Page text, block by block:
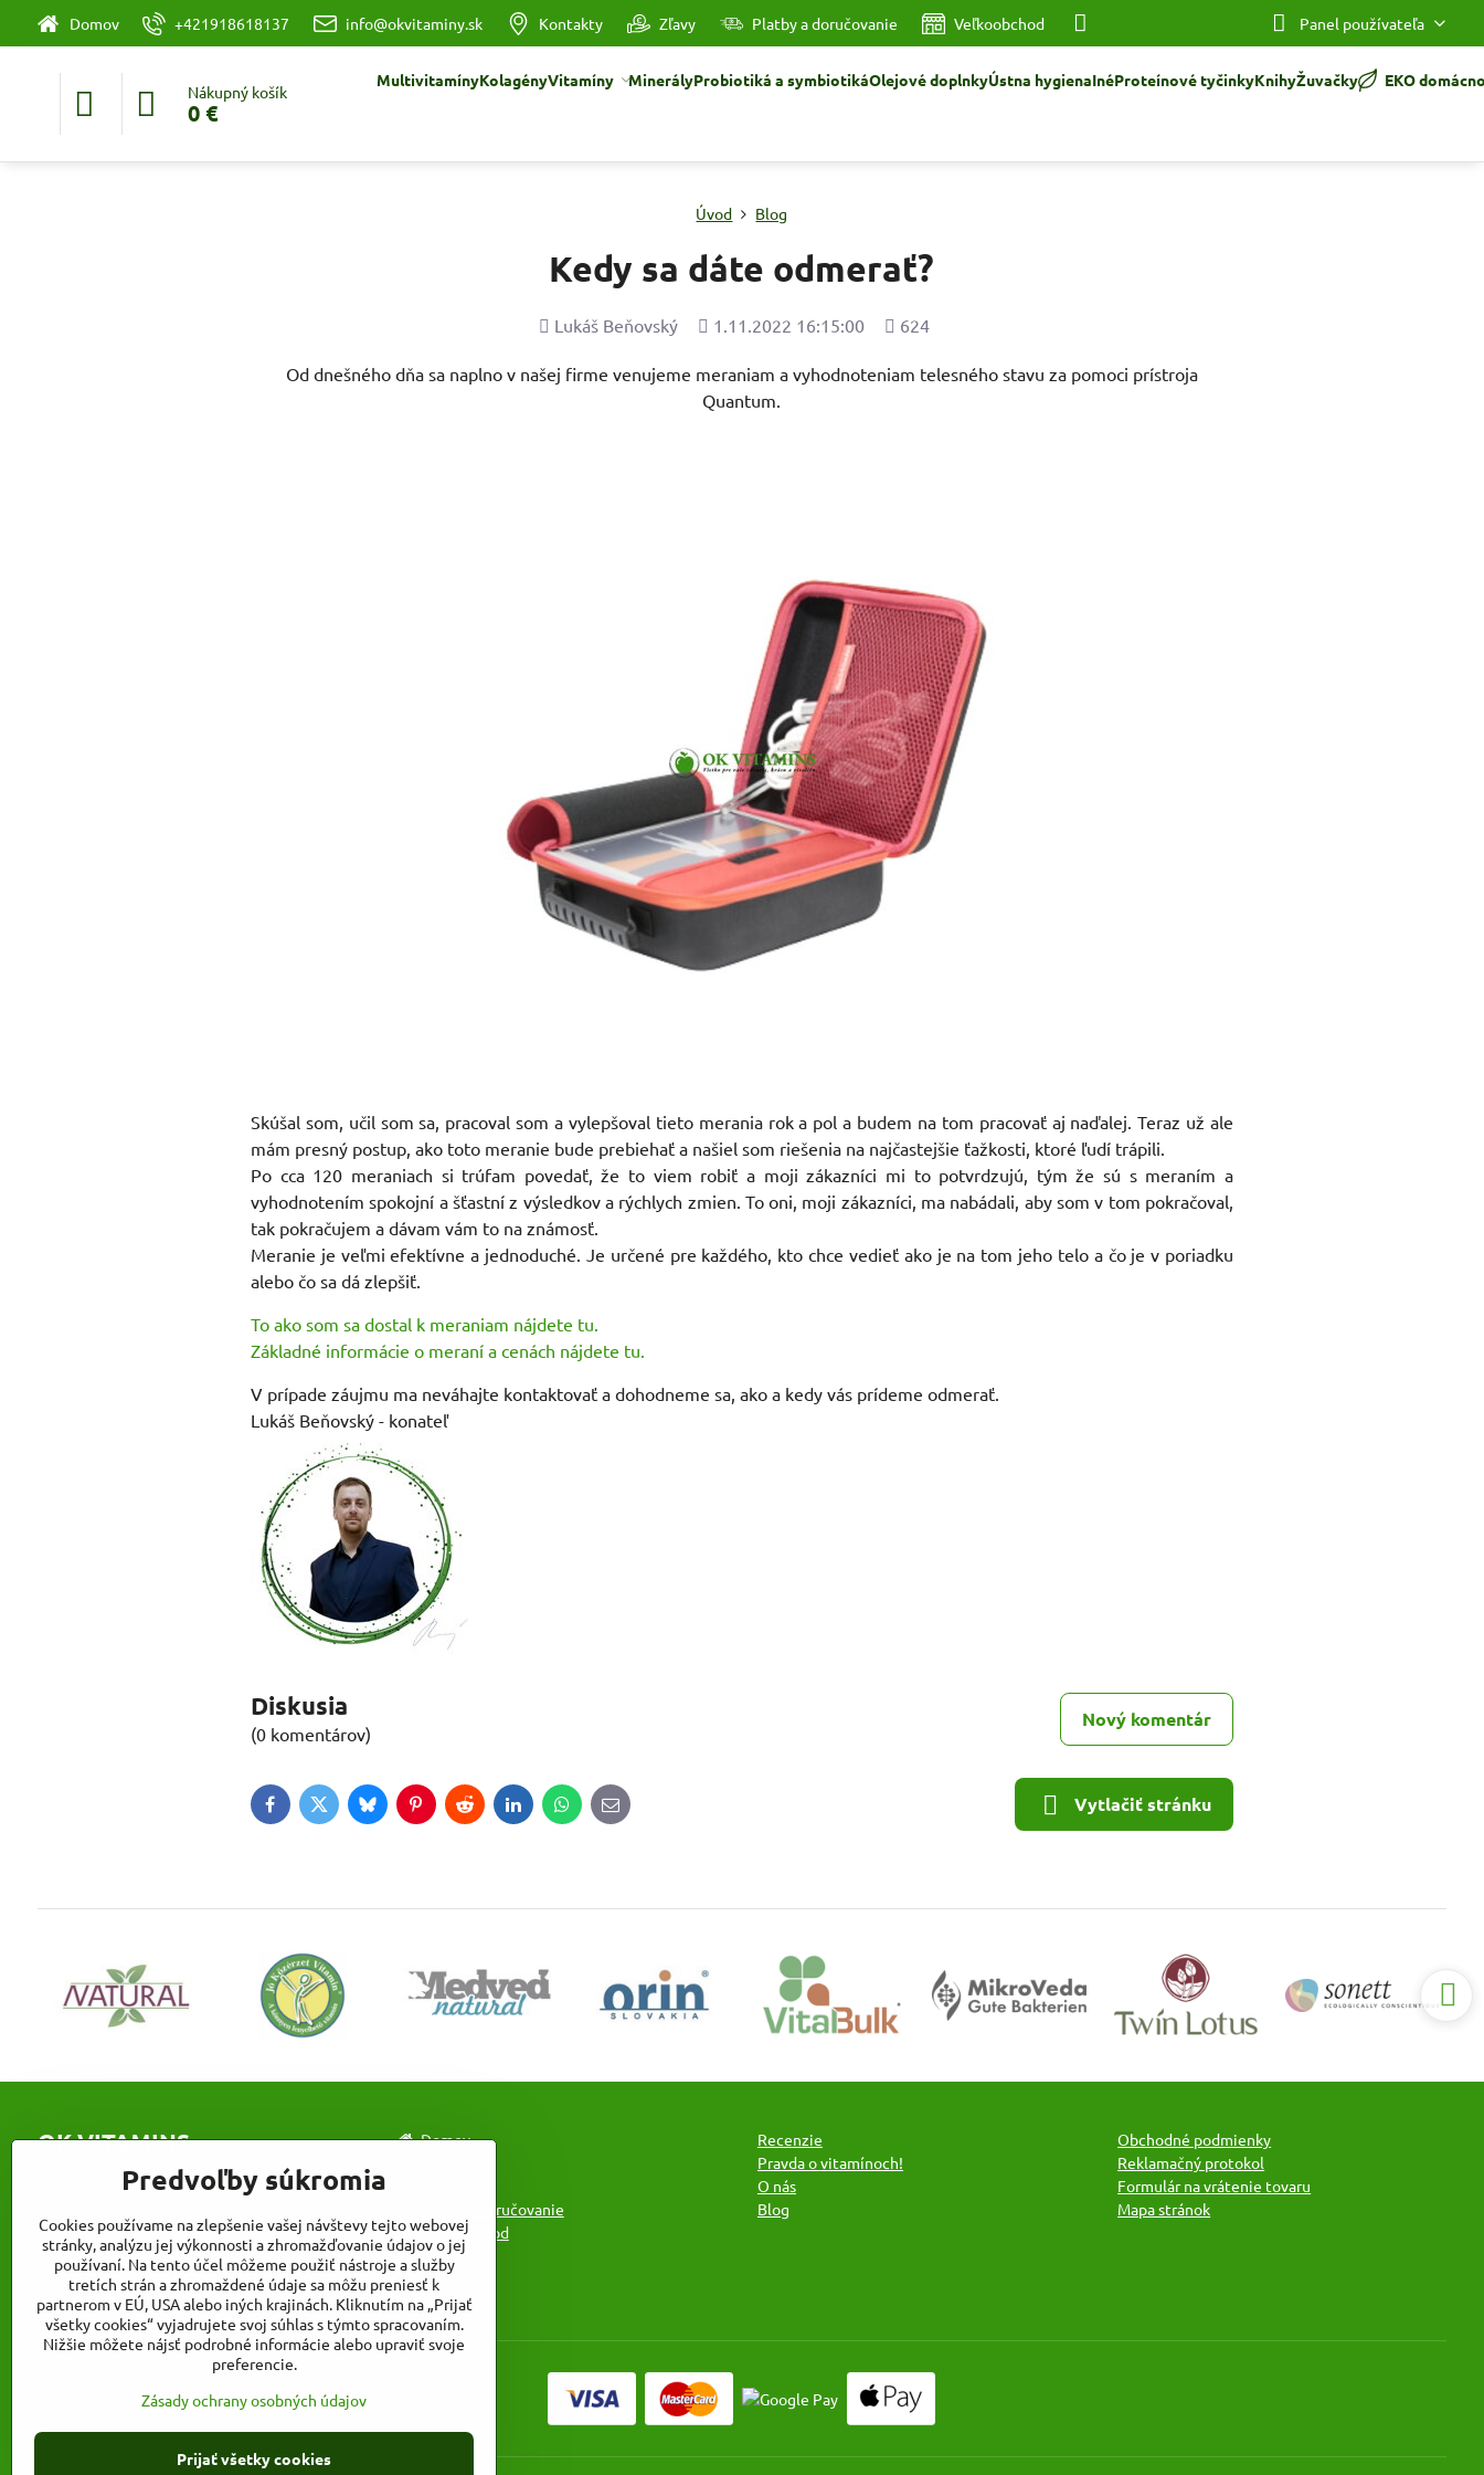
Domov +421918618137 info@okvitaminy.sk Kontakty Zľavy Platby a doručovanie Veľkoobchod Panel používateľa
Nákupný košík
0 €
MultivitamínyKolagényVitamíny MinerályProbiotiká a symbiotikáOlejové doplnkyÚstna hygienaInéProteínové tyčinkyKnihyŽuvačky EKO
Úvod Blog
Kedy sa dáte odmerať?
Pridal
Lukáš Beňovský Pridané
1.11.2022 16:15:00
Počet
624
Od dnešného dňa sa naplno v našej firme venujeme meraniam a vyhodnoteniam telesného stavu za pomoci prístroja
Quantum.
Skúšal som, učil som sa, pracoval som a vylepšoval tieto merania rok a pol a budem na tom pracovať aj naďalej. Teraz už ale
mám presný postup, ako toto meranie bude prebiehať a našiel som riešenia na najčastejšie ťažkosti, ktoré ľudí trápili.
Po cca 120 meraniach si trúfam povedať, že to viem robiť a moji zákazníci mi to potvrdzujú, tým že sú s meraním a
vyhodnotením spokojní a šťastní z výsledkov a rýchlych zmien. To oni, moji zákazníci, ma nabádali, aby som v tom pokračoval,
tak pokračujem a dávam vám to na známosť.
Meranie je veľmi efektívne a jednoduché. Je určené pre každého, kto chce vedieť ako je na tom jeho telo a čo je v poriadku
alebo čo sa dá zlepšiť.
To ako som sa dostal k meraniam nájdete tu.
Základné informácie o meraní a cenách nájdete tu.
V prípade záujmu ma neváhajte kontaktovať a dohodneme sa, ako a kedy vás prídeme odmerať.
Lukáš Beňovský - konateľ
Diskusia
(0 komentárov)
Nový komentár
FacebookTwitterBlueskyPinterestRedditLinkedInWhatsApp
E-
mail
Vytlačiť stránku
OK VITAMINS s.r.o.
Sídlo firmy
Voznica 78, 96681 Žarnovica
Kancelárie a sklad
Továrenská 472/17, 962 31 Sliač-Rybáre
- stred
Domov
Platby a doručovanie
Veľkoobchod
Recenzie
Pravda o vitamínoch!
O nás
Blog
Obchodné podmienky
Reklamačný protokol
Formulár na vrátenie tovaru
Mapa stránok
Predvoľby súkromia
Cookies používame na zlepšenie vašej návštevy tejto webovej
stránky, analýzu jej výkonnosti a zhromažďovanie údajov o jej
používaní. Na tento účel môžeme použiť nástroje a služby
tretích strán a zhromaždené údaje sa môžu preniesť k
partnerom v EÚ, USA alebo iných krajinách. Kliknutím na „Prijať
všetky cookies“ vyjadrujete svoj súhlas s týmto spracovaním.
Nižšie môžete nájsť podrobné informácie alebo upraviť svoje
preferencie.
Zásady ochrany osobných údajov
Prijať všetky cookies